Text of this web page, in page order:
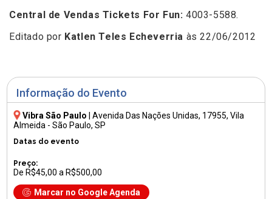
Informação do Evento
Vibra São Paulo |Avenida Das Nações Unidas, 17955, Vila
Almeida - São Paulo, SP
Datas do evento
Preço:
De R$45,00 a R$500,00
Marcar no Google Agenda
Central de Vendas Tickets For Fun: 4003-5588.
Editado por Katlen Teles Echeverria às 22/06/2012